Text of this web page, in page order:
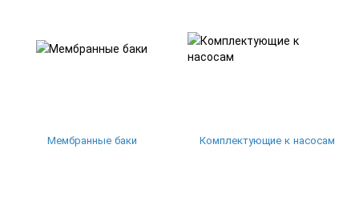
Мембранные баки Комплектующие к насосам